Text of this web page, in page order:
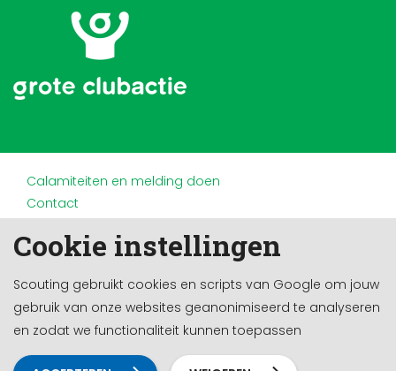
Cookie instellingen
Scouting gebruikt cookies en scripts van Google om jouw
gebruik van onze websites geanonimiseerd te analyseren
en zodat we functionaliteit kunnen toepassen
Calamiteiten en melding doen
Contact
Doneren en nalaten
Privacy
Werken bij
Cookie-instellingen
Ontwikkeld door a&m impact